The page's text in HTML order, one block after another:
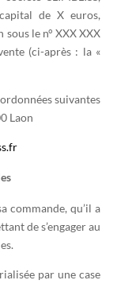
de X euros,
le n° XXX XXX
(ci-après : la «
suivantes
Laon
commande, qu’il a
de s’engager au
par une case